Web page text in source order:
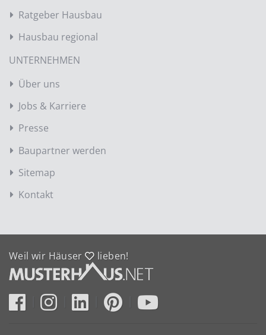
Ratgeber Hausbau
Hausbau regional
UNTERNEHMEN
Über uns
Jobs & Karriere
Presse
Baupartner werden
Sitemap
Kontakt
Weil wir Häuser lieben!